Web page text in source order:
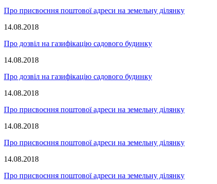
Про присвоєння поштової адреси на земельну ділянку
14.08.2018
Про дозвіл на газифікацію садового будинку
14.08.2018
Про дозвіл на газифікацію садового будинку
14.08.2018
Про присвоєння поштової адреси на земельну ділянку
14.08.2018
Про присвоєння поштової адреси на земельну ділянку
14.08.2018
Про присвоєння поштової адреси на земельну ділянку